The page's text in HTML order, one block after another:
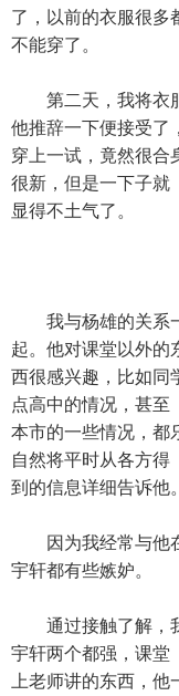
了，以前的衣服很多
不能穿了。
第二天，我将衣服
他推辞一下便接受了，
穿上一试，竟然很合
很新，但是一下子就
显得不土气了。
（
我与杨雄的关系一
起。他对课堂以外的
西很感兴趣，比如同
点高中的情况，甚至
本市的一些情况，都
自然将平时从各方得
到的信息详细告诉他。
因为我经常与他在
宇轩都有些嫉妒。
通过接触了解，我
宇轩两个都强，课堂
上老师讲的东西，